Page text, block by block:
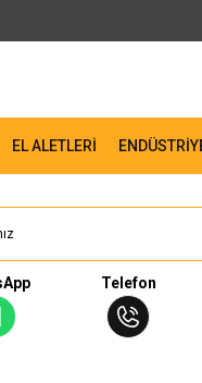
EL ALETLERİ
Telefon